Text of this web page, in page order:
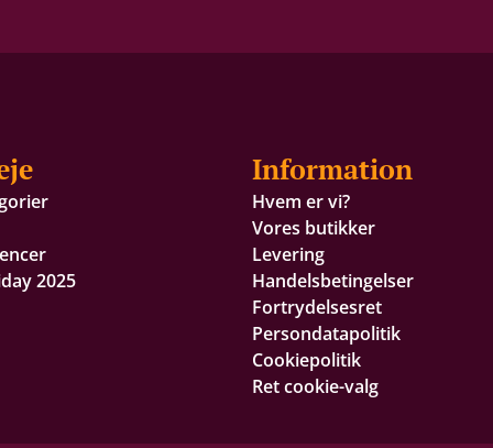
2025
Information
Hvem er vi?
Vores butikker
Levering
Handelsbetingelser
Fortrydelsesret
Persondatapolitik
Cookiepolitik
Ret cookie-valg